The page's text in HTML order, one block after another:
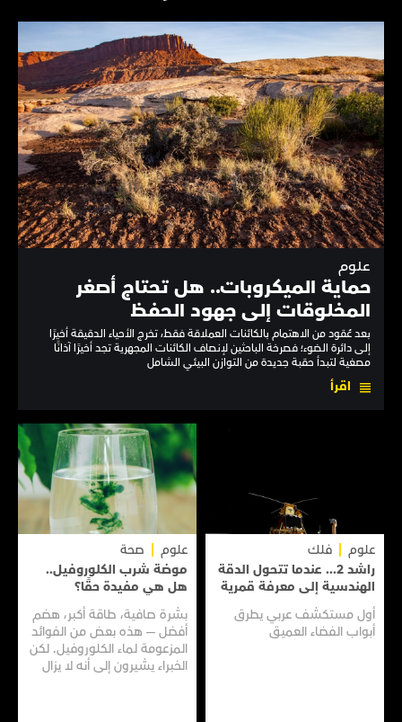
علوم
حماية الميكروبات.. هل تحتاج أصغر
المخلوقات إلى جهود الحفظ
بعد عُقود من الاهتمام بالكائنات العملاقة فقط، تخرج الأحياء الدقيقة أخيرًا
إلى دائرة الضوء؛ فصرخة الباحثين لإنصاف الكائنات المجهرية تجد أخيرًا آذانًا
مصغية لتبدأ حقبة جديدة من التوازن البيئي الشامل
اقرأ
علوم
فلك
راشد 2... عندما تتحول الدقة
الهندسية إلى معرفة قمرية
أول مستكشف عربي يطرق
أبواب الفضاء العميق
علوم
صحة
موضة شرب الكلوروفيل..
هل هي مفيدة حقًا؟
بشرة صافية، طاقة أكبر، هضم
أفضل — هذه بعض من الفوائد
المزعومة لماء الكلوروفيل. لكن
الخبراء يشيرون إلى أنه لا يزال